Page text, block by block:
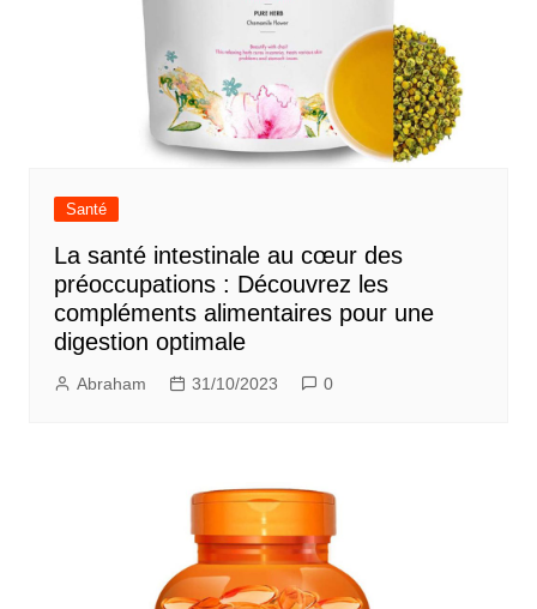
Santé
La santé intestinale au cœur des
préoccupations : Découvrez les
compléments alimentaires pour une
digestion optimale
Abraham 31/10/2023 0